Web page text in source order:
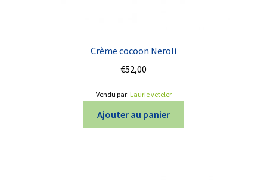
Crème cocoon Neroli
€52,00
Vendu par: Laurie veteler
Ajouter au panier